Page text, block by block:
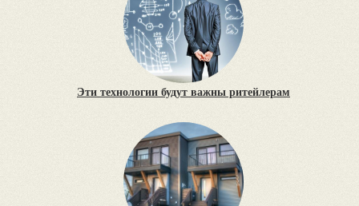
Эти технологии будут важны ритейлерам